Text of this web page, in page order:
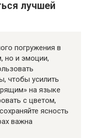
лучшей
погружения в
но и эмоции,
чтобы усилить
на языке
с цветом,
ясность
важна